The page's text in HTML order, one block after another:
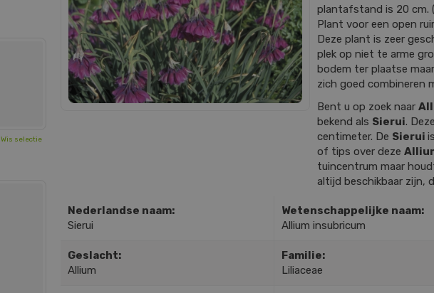
plantafstand is 20 cm.
Plant voor een open
Deze plant is zeer
plek op niet te arme
bodem ter plaatse
zich goed combineren
Bent u op zoek naar
bekend als Sierui.
centimeter. De Sierui
of tips over deze
tuincentrum maar
altijd beschikbaar zijn,
Nederlandse naam:
Sierui
Wetenschappelijke naam:
Allium insubricum
Geslacht:
Allium
Familie:
Liliaceae
Wis selectie